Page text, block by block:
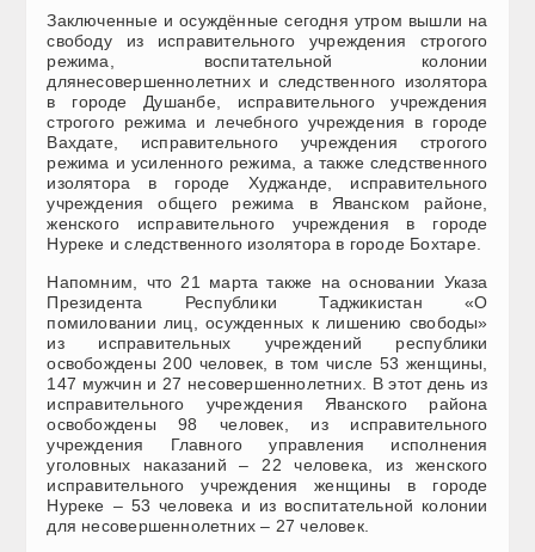
Заключенные и осуждённые сегодня утром вышли на
свободу из исправительного учреждения строгого
режима, воспитательной колонии
длянесовершеннолетних и следственного изолятора
в городе Душанбе, исправительного учреждения
строгого режима и лечебного учреждения в городе
Вахдате, исправительного учреждения строгого
режима и усиленного режима, а также следственного
изолятора в городе Худжанде, исправительного
учреждения общего режима в Яванском районе,
женского исправительного учреждения в городе
Нуреке и следственного изолятора в городе Бохтаре.
Напомним, что 21 марта также на основании Указа
Президента Республики Таджикистан «О
помиловании лиц, осужденных к лишению свободы»
из исправительных учреждений республики
освобождены 200 человек, в том числе 53 женщины,
147 мужчин и 27 несовершеннолетних.
Вэтот день из
исправительного учреждения Яванского района
освобождены 98 человек, из исправительного
учреждения Главного управления исполнения
уголовных наказаний– 22 человека, из женского
исправительного учреждения женщины в городе
Нуреке – 53 человека и из воспитательной колонии
для несовершеннолетних – 27 человек.